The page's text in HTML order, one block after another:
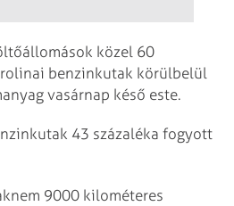
közel 60
benzinkutak körülbelül
vasárnap késő este.
43 százaléka fogyott
9000 kilométeres